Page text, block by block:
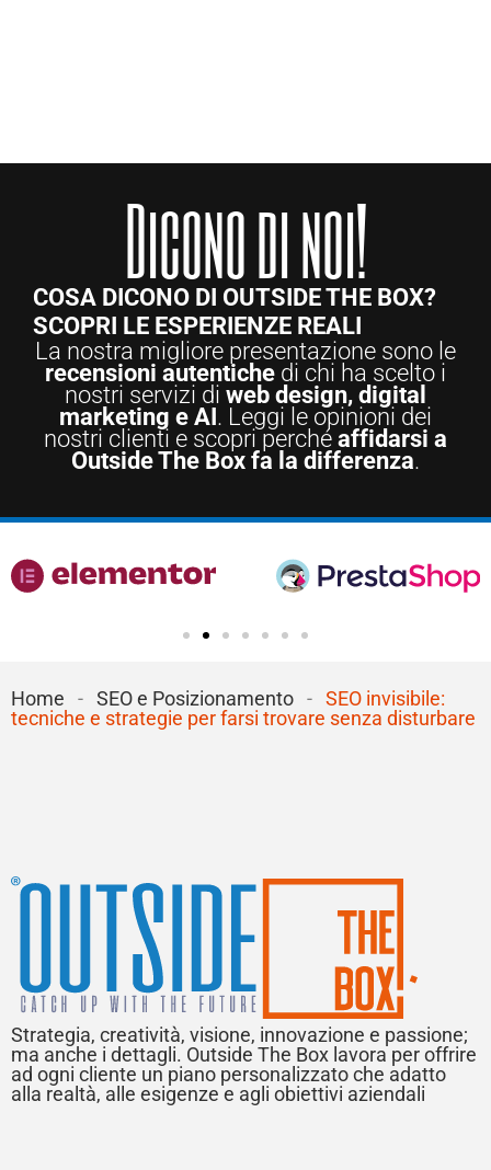
Dicono di noi!
COSA DICONO DI OUTSIDE THE BOX?
SCOPRI LE ESPERIENZE REALI
La nostra migliore presentazione sono le
recensioni autentiche di chi ha scelto i
nostri servizi di web design, digital
marketing e AI. Leggi le opinioni dei
nostri clienti e scopri perché affidarsi a
Outside The Box fa la differenza.
Home - SEO e Posizionamento - SEO invisibile:
tecniche e strategie per farsi trovare senza disturbare
Strategia, creatività, visione, innovazione e passione;
ma anche i dettagli. Outside The Box lavora per offrire
ad ogni cliente un piano personalizzato che adatto
alla realtà, alle esigenze e agli obiettivi aziendali